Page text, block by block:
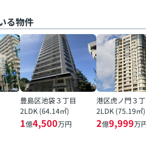
る物件
豊島区池袋３丁目
2LDK (64.14㎡)
1億4,500万円
港区虎ノ門３
2LDK (75.19㎡)
2億9,999万